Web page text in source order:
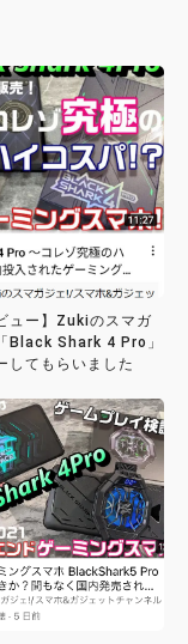
ュー】Zukiのスマガ
Black Shark 4 Pro」
してもらいました